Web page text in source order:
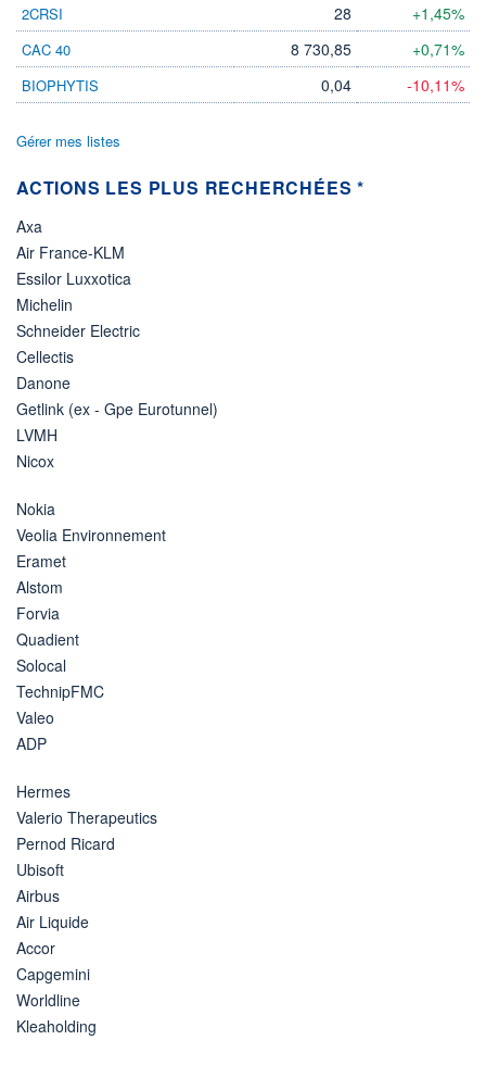
0,0000 0,0000
RENDEMENT
ESTIMÉ 2026
2,28%
PER ESTIMÉ
26,58
DERNIER
29/06/26
-
ÉLIGIBILITÉ
CTO BUSINESS
2CRSI 28 +1,45%
CAC 40 8 730,85 +0,71%
BIOPHYTIS 0,04 -10,11%
Gérer mes listes
ACTIONS LES PLUS RECHERCHÉES *
Axa
Air France-KLM
Essilor Luxxotica
Michelin
Schneider Electric
Cellectis
Danone
Getlink (ex - Gpe Eurotunnel)
LVMH
Nicox
Nokia
Veolia Environnement
Eramet
Alstom
Forvia
Quadient
Solocal
TechnipFMC
Valeo
ADP
Hermes
Valerio Therapeutics
Pernod Ricard
Ubisoft
Airbus
Air Liquide
Accor
Capgemini
Worldline
Kleaholding